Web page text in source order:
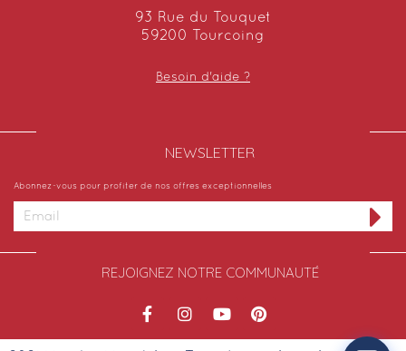
93 Rue du Touquet
59200 Tourcoing
Besoin d'aide ?
NEWSLETTER​
Abonnez-vous pour profiter de nos offres exceptionnelles
REJOIGNEZ NOTRE COMMUNAUTÉ